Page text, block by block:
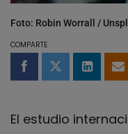
Foto: Robin Worrall /
COMPARTE
Compartir en
Compartir
El estudio